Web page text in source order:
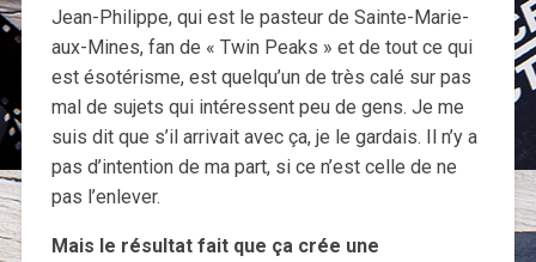
Jean-Philippe, qui est le pasteur de Sainte-Marie-
aux-Mines, fan de « Twin Peaks » et de tout ce qui
est ésotérisme, est quelqu’un de très calé sur pas
mal de sujets qui intéressent peu de gens. Je me
suis dit que s’il arrivait avec ça, je le gardais. Il n’y a
pas d’intention de ma part, si ce n’est celle de ne
pas l’enlever.
Mais le résultat fait que ça crée une